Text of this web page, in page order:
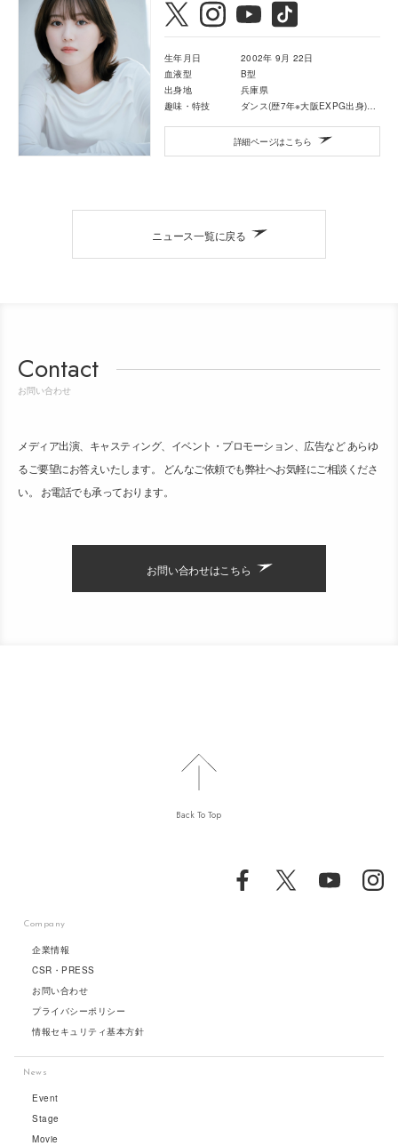
生年月日
2002年 9月 22日
血液型
B型
出身地
兵庫県
趣味・特技
ダンス(歴7年※大阪EXPG出身)・カラオケ
詳細ページはこちら
ニュース一覧に戻る
Contact
お問い合わせ
メディア出演、キャスティング、イベント・プロモーション、広告など あらゆ
るご要望にお答えいたします。 どんなご依頼でも弊社へお気軽にご相談くださ
い。 お電話でも承っております。
お問い合わせはこちら
Back To Top
Company
企業情報
CSR・PRESS
お問い合わせ
プライバシーポリシー
情報セキュリティ基本方針
News
Event
Stage
Movie